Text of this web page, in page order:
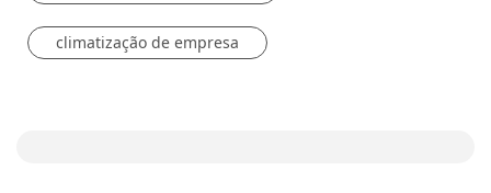
climatização de empresa